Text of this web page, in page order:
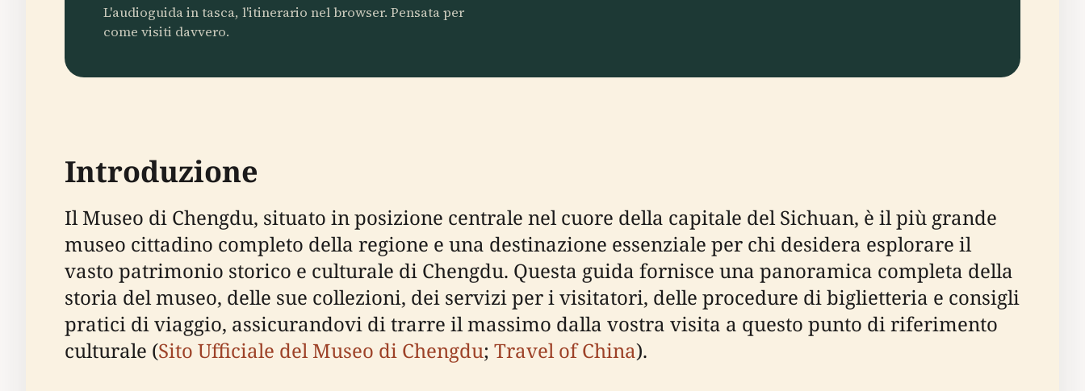
L'audioguida in tasca, l'itinerario nel browser. Pensata per
come visiti davvero.
Introduzione
Il Museo di Chengdu, situato in posizione centrale nel cuore della capitale del Sichuan, è il più grande
museo cittadino completo della regione e una destinazione essenziale per chi desidera esplorare il
vasto patrimonio storico e culturale di Chengdu. Questa guida fornisce una panoramica completa della
storia del museo, delle sue collezioni, dei servizi per i visitatori, delle procedure di biglietteria e consigli
pratici di viaggio, assicurandovi di trarre il massimo dalla vostra visita a questo punto di riferimento
culturale (Sito Ufficiale del Museo di Chengdu; Travel of China).